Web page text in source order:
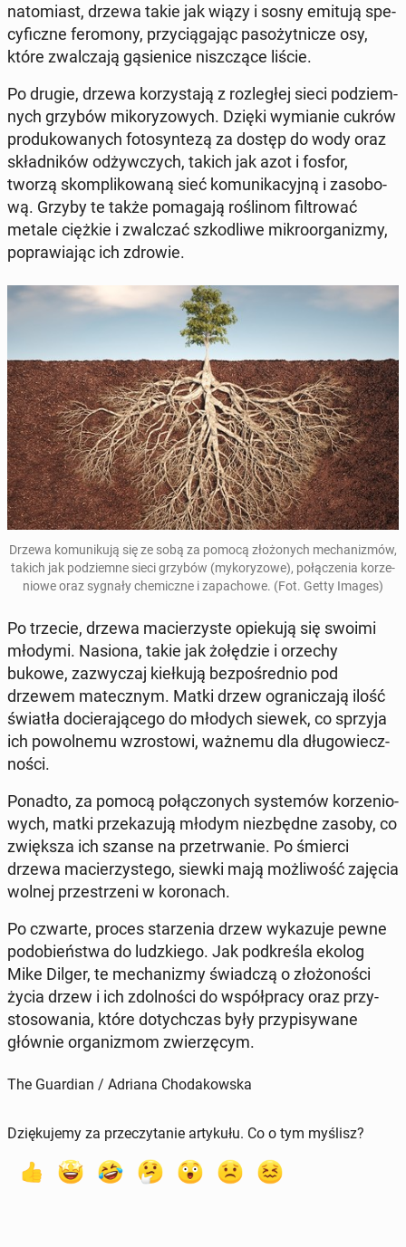
na­to­miast, drzewa takie jak wiązy i sosny emitują spe­
cy­ficz­ne fe­ro­mo­ny, przy­cią­ga­jąc pa­so­żyt­ni­cze osy,
które zwal­cza­ją gą­sie­ni­ce nisz­czą­ce liście.
Po drugie, drzewa ko­rzy­sta­ją z roz­le­głej sieci pod­ziem­
nych grzybów mi­ko­ry­zo­wych. Dzięki wy­mia­nie cukrów
pro­du­ko­wa­nych fo­to­syn­te­zą za dostęp do wody oraz
skład­ni­ków od­żyw­czych, takich jak azot i fosfor,
tworzą skom­pli­ko­wa­ną sieć ko­mu­ni­ka­cyj­ną i za­so­bo­
wą. Grzyby te także po­ma­ga­ją ro­śli­nom fil­tro­wać
metale ciężkie i zwal­czać szko­dli­we mi­kro­or­ga­ni­zmy,
po­pra­wia­jąc ich zdrowie.
Drzewa ko­mu­ni­ku­ją się ze sobą za pomocą zło­żo­nych me­cha­ni­zmów,
takich jak pod­ziem­ne sieci grzybów (my­ko­ry­zo­we), po­łą­cze­nia ko­rze­
nio­we oraz sygnały che­micz­ne i za­pa­cho­we. (Fot. Getty Images)
Po trzecie, drzewa ma­cie­rzy­ste opie­ku­ją się swoimi
młodymi. Nasiona, takie jak żo­łę­dzie i orzechy
bukowe, za­zwy­czaj kieł­ku­ją bez­po­śred­nio pod
drzewem ma­tecz­nym. Matki drzew ogra­ni­cza­ją ilość
światła do­cie­ra­ją­ce­go do młodych siewek, co sprzyja
ich po­wol­ne­mu wzro­sto­wi, ważnemu dla dłu­go­wiecz­
no­ści.
Ponadto, za pomocą po­łą­czo­nych sys­te­mów ko­rze­nio­
wych, matki prze­ka­zu­ją młodym nie­zbęd­ne zasoby, co
zwięk­sza ich szanse na prze­trwa­nie. Po śmierci
drzewa ma­cie­rzy­ste­go, siewki mają moż­li­wość zajęcia
wolnej prze­strze­ni w ko­ro­nach.
Po czwarte, proces sta­rze­nia drzew wy­ka­zu­je pewne
po­do­bień­stwa do ludz­kie­go. Jak pod­kre­śla ekolog
Mike Dilger, te me­cha­ni­zmy świad­czą o zło­żo­no­ści
życia drzew i ich zdol­no­ści do współ­pra­cy oraz przy­
sto­so­wa­nia, które do­tych­czas były przy­pi­sy­wa­ne
głównie or­ga­ni­zmom zwie­rzę­cym.
The Guardian / Adriana Chodakowska
Dziękujemy za przeczytanie artykułu. Co o tym myślisz?